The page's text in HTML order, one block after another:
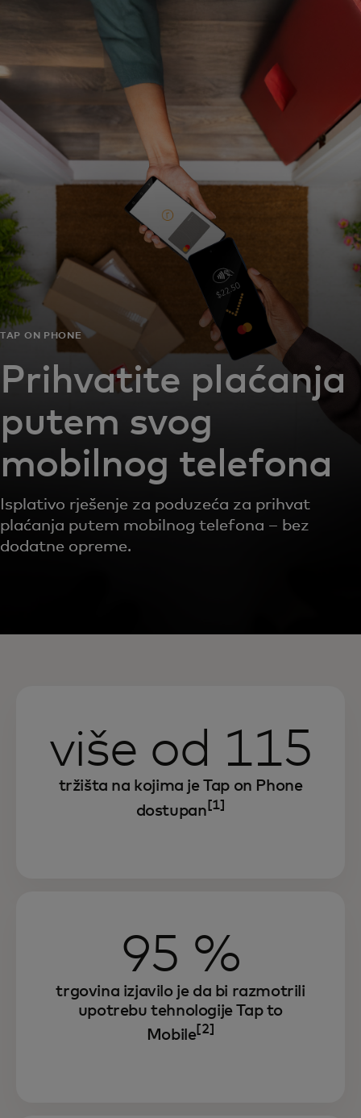
Za vas
Za poslovanje
Za svijet
Za inovatore
Novosti i trendovi
TAP ON PHONE
Prihvatite plaćanja
putem svog
mobilnog telefona
Isplativo rješenje za poduzeća za prihvat
plaćanja putem mobilnog telefona – bez
dodatne opreme.
više od 115
tržišta na kojima je Tap on Phone
dostupan [1]
95 %
trgovina izjavilo je da bi razmotrili
upotrebu tehnologije Tap to
Mobile [2]